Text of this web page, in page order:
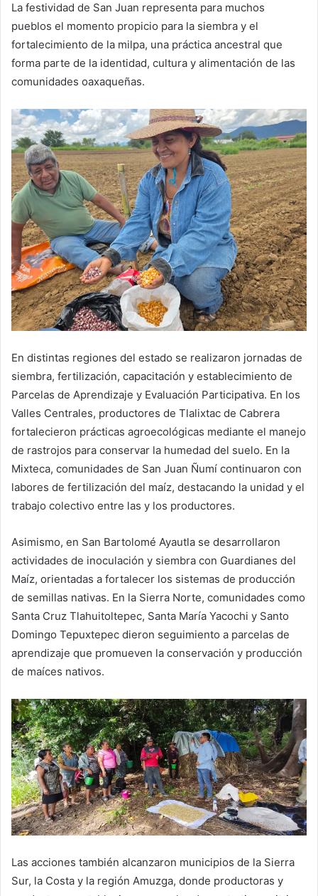
La festividad de San Juan representa para muchos
pueblos el momento propicio para la siembra y el
fortalecimiento de la milpa, una práctica ancestral que
forma parte de la identidad, cultura y alimentación de las
comunidades oaxaqueñas.
En distintas regiones del estado se realizaron jornadas de
siembra, fertilización, capacitación y establecimiento de
Parcelas de Aprendizaje y Evaluación Participativa. En los
Valles Centrales, productores de Tlalixtac de Cabrera
fortalecieron prácticas agroecológicas mediante el manejo
de rastrojos para conservar la humedad del suelo. En la
Mixteca, comunidades de San Juan Ñumí continuaron con
labores de fertilización del maíz, destacando la unidad y el
trabajo colectivo entre las y los productores.
Asimismo, en San Bartolomé Ayautla se desarrollaron
actividades de inoculación y siembra con Guardianes del
Maíz, orientadas a fortalecer los sistemas de producción
de semillas nativas. En la Sierra Norte, comunidades como
Santa Cruz Tlahuitoltepec, Santa María Yacochi y Santo
Domingo Tepuxtepec dieron seguimiento a parcelas de
aprendizaje que promueven la conservación y producción
de maíces nativos.
Las acciones también alcanzaron municipios de la Sierra
Sur, la Costa y la región Amuzga, donde productoras y